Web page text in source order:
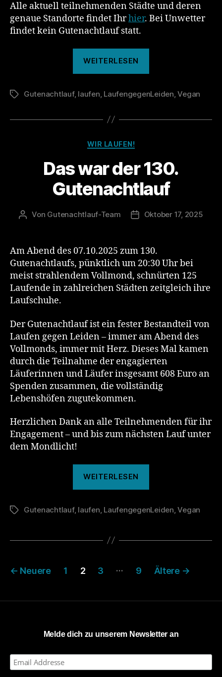
Alle aktuell teilnehmenden Städte und deren
genaue Standorte findet Ihrhier. Bei Unwetter
findet kein Gutenachtlauf statt.
WEITERLESEN
Schlagwörter
Gutenachtlauf, laufen, LaufengegenLeiden,Vegan
Kategorien
WIR LAUFEN!
Das war der 130.
Gutenachtlauf
Beitragsautor
Von Gutenachtlauf-Team Veröffentlichungsdatum
Oktober 17, 2025
Am Abend des 07.10.2025 zum 130.
Gutenachtlaufs, pünktlich um 20:30 Uhr bei
meist strahlendem Vollmond, schnürten 125
Laufende in zahlreichen Städten zeitgleich ihre
Laufschuhe.
Der Gutenachtlauf ist ein fester Bestandteil von
Laufen gegen Leiden – immer am Abend des
Vollmonds, immer mit Herz. Dieses Mal kamen
durch die Teilnahme der engagierten
Läuferinnen und Läufer insgesamt 608 Euro an
Spenden zusammen, die vollständig
Lebenshöfen zugutekommen.
Herzlichen Dank an alle Teilnehmenden für ihr
Engagement – und bis zum nächsten Lauf unter
dem Mondlicht!
WEITERLESEN
130.
Schlagwörter
Gutenachtlauf, laufen, LaufengegenLeiden,Vegan
Seitennummerierung
Beiträge
← Neuere 1 2 3 … 9 Ältere →
Melde dich zu unserem Newsletter an